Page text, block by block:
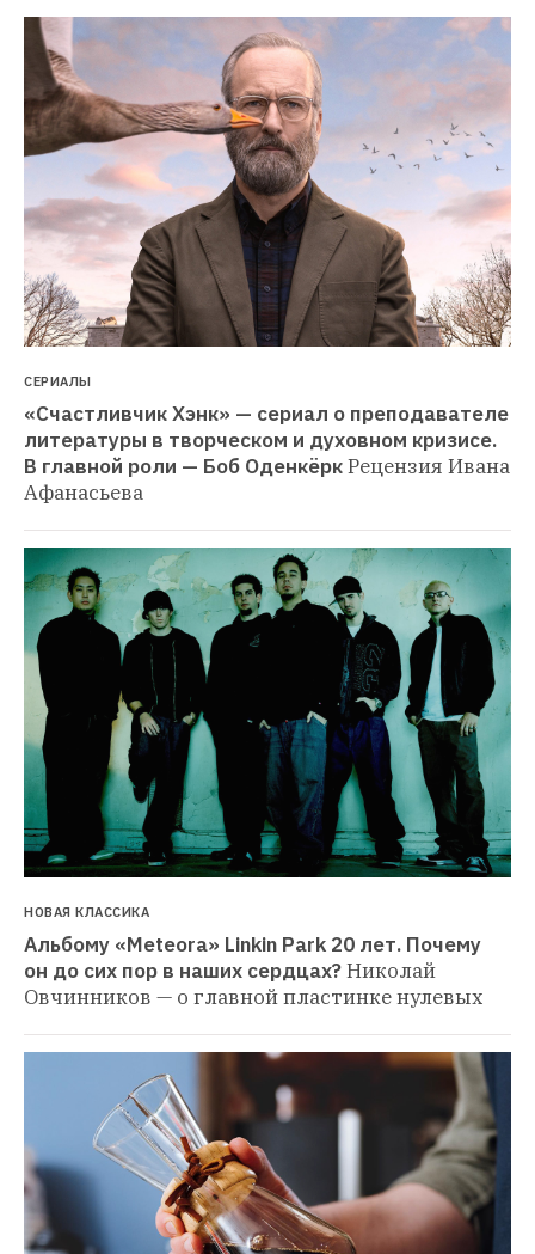
СЕРИАЛЫ
«Счастливчик Хэнк» — сериал о преподавателе
литературы в творческом и духовном кризисе.
В главной роли — Боб ОденкёркРецензия Ивана
Афанасьева
НОВАЯ КЛАССИКА
Альбому «Meteora» Linkin Park 20 лет. Почему
он до сих пор в наших сердцах?Николай
Овчинников — о главной пластинке нулевых